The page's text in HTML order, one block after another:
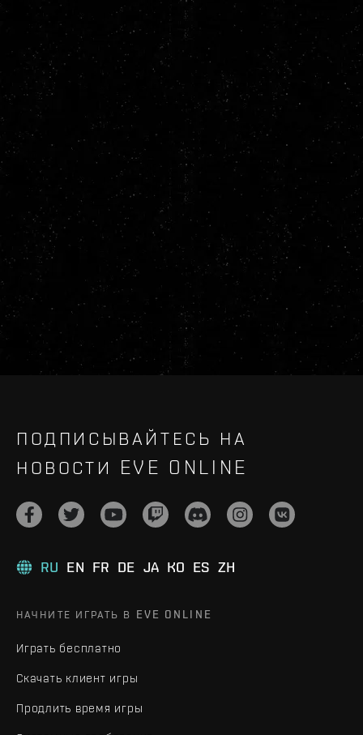
ПОДПИСЫВАЙТЕСЬ НА
НОВОСТИ EVE ONLINE
RU EN FR DE JA KO ES ZH
НАЧНИТЕ ИГРАТЬ В EVE ONLINE
Играть бесплатно
Скачать клиент игры
Продлить время игры